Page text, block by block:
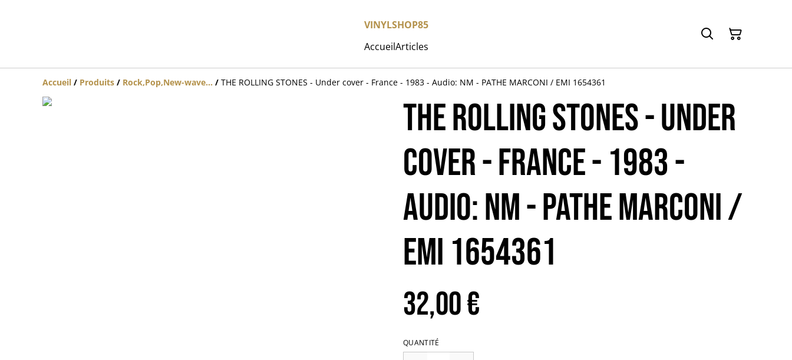
VINYLSHOP85
AccueilArticles
Accueil / Produits / Rock,Pop,New-wave... / THE ROLLING STONES - Under cover - France - 1983 - Audio: NM - PATHE MARCONI / EMI 1654361
THE ROLLING STONES - Under
cover - France - 1983 -
Audio: NM - PATHE MARCONI /
EMI 1654361
32,00 €
QUANTITÉ